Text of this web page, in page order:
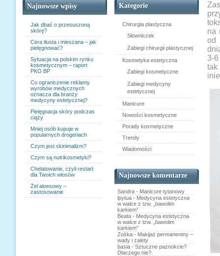
Najnowsze wpisy
Jak dbać o przesuszoną
skórę?
Cera tłusta i mieszana – jak
pielęgnować?
Sytuacja na polskim rynku
kosmetycznym – raport
PKO BP
Co ograniczenie reklamy
wyrobów medycznych
oznacza dla branży
medycyny estetycznej?
Pielęgnacja skóry podczas
ciąży
Mniej osób kupuje w
popularnych drogeriach
Czym jest skinimalizm?
Czym są nutrikosmetyki?
Chelatowanie, czyli restart
dla Twoich włosów
Żel aloesowy –
zastosowanie
Kategorie
Chirurgia plastyczna
Słowniczek
Zabiegi chirurgii plastycznej
Kosmetyka estetyczna
Zabiegi kosmetyczne
Zabiegi medycyny
estetycznej
Manicure
Nowości kosmetyczne
Porady kosmetyczne
Trendy
Wiadomości
Najnowsze komentarze
Sandra - Manicure tytanowy
lpytua - Medycyna estetyczna
w walce z tzw. „bawolim
karkiem”
Beata - Medycyna estetyczna
w walce z tzw. „bawolim
karkiem”
Zośka - Makijaż permanentny –
wady i zalety
basia - Sztuczne paznokcie?
Dlaczego nie?
na
od
3-6
tak